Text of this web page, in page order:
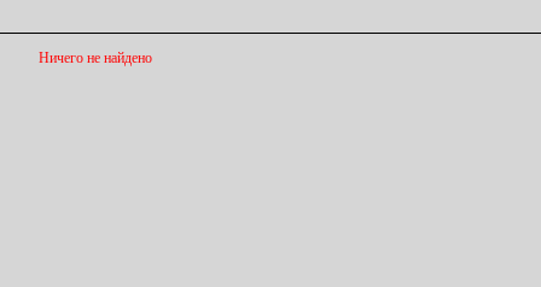
Ничего не найдено